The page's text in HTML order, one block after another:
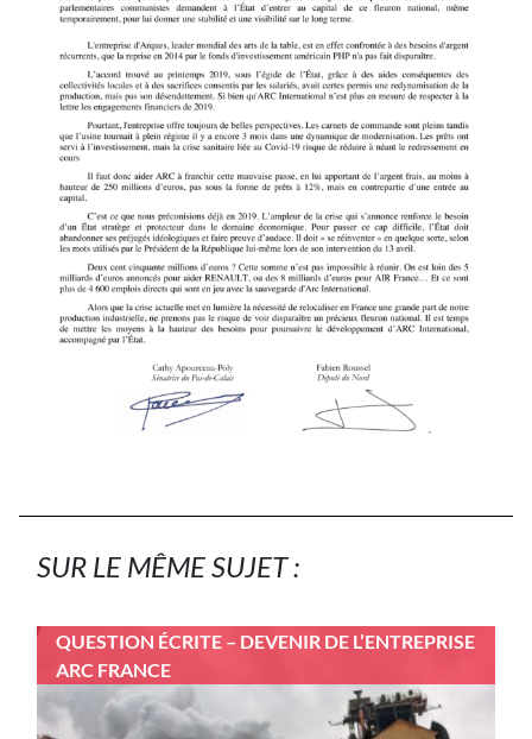
SUR LE MÊME SUJET :
QUESTION ÉCRITE – DEVENIR DE L’ENTREPRISE
ARC FRANCE